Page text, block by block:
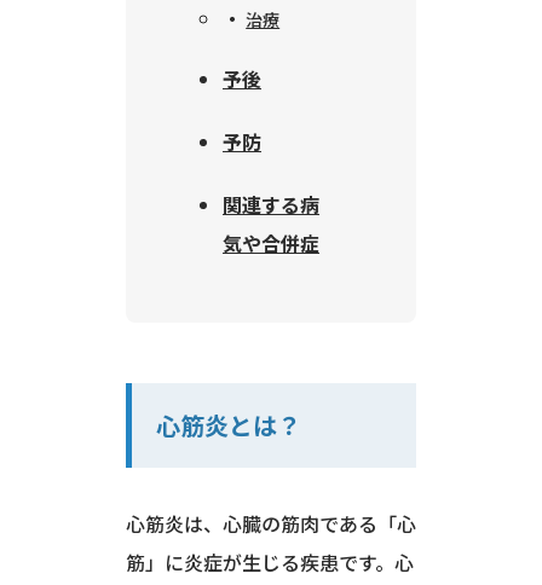
治療
予後
予防
関連する病
気や合併症
心筋炎とは？
心筋炎は、心臓の筋肉である「心
筋」に炎症が生じる疾患です。心